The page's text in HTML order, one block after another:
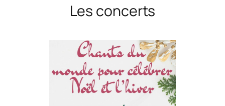
Les concerts